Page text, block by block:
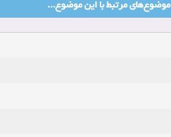
موضوع‌های مرتبط با این موضوع...